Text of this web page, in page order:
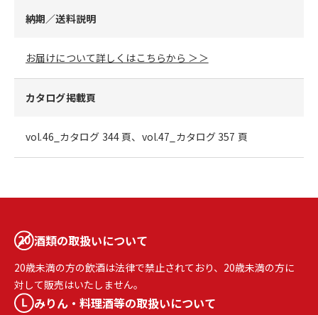
納期／送料説明
お届けについて詳しくはこちらから ＞＞
カタログ掲載頁
vol.46_カタログ 344 頁、vol.47_カタログ 357 頁
酒類の取扱いについて
20歳未満の方の飲酒は法律で禁止されており、20歳未満の方に
対して販売はいたしません。
みりん・料理酒等の取扱いについて